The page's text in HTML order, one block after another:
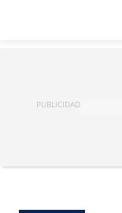
PUBLICIDAD